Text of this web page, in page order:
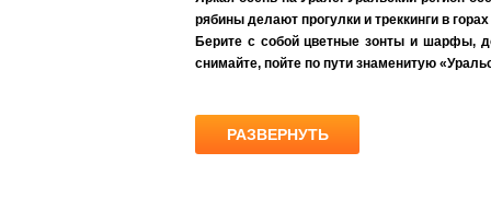
Поезд + автобус
Пермь (2 ночи) – Белого...еще ↓
от 79 000 руб.
рябины делают прогулки и треккинги в
Берите с собой цветные зонты и шарфы,
снимайте, пойте по пути знаменитую
РАЗВЕРНУТЬ